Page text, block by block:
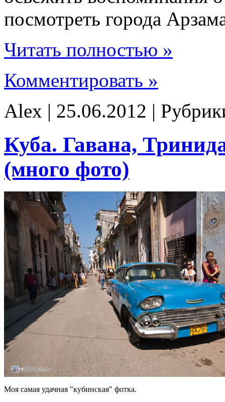
посмотреть города
Читать полностью »
Комментировать »
Alex | 25.06.2012 |
Куба. Гавана,
(много фото)
Моя самая удачная "кубинская" фотка.